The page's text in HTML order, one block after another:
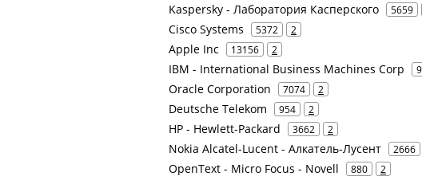
Kaspersky - Лаборатория Касперского 5659
Cisco Systems 5372 2
Apple Inc 13156 2
IBM - International Business Machines Corp
Oracle Corporation 7074 2
Deutsche Telekom 954 2
HP - Hewlett-Packard 3662 2
Nokia Alcatel-Lucent - Алкатель-Лусент 2666
OpenText - Micro Focus - Novell 880 2